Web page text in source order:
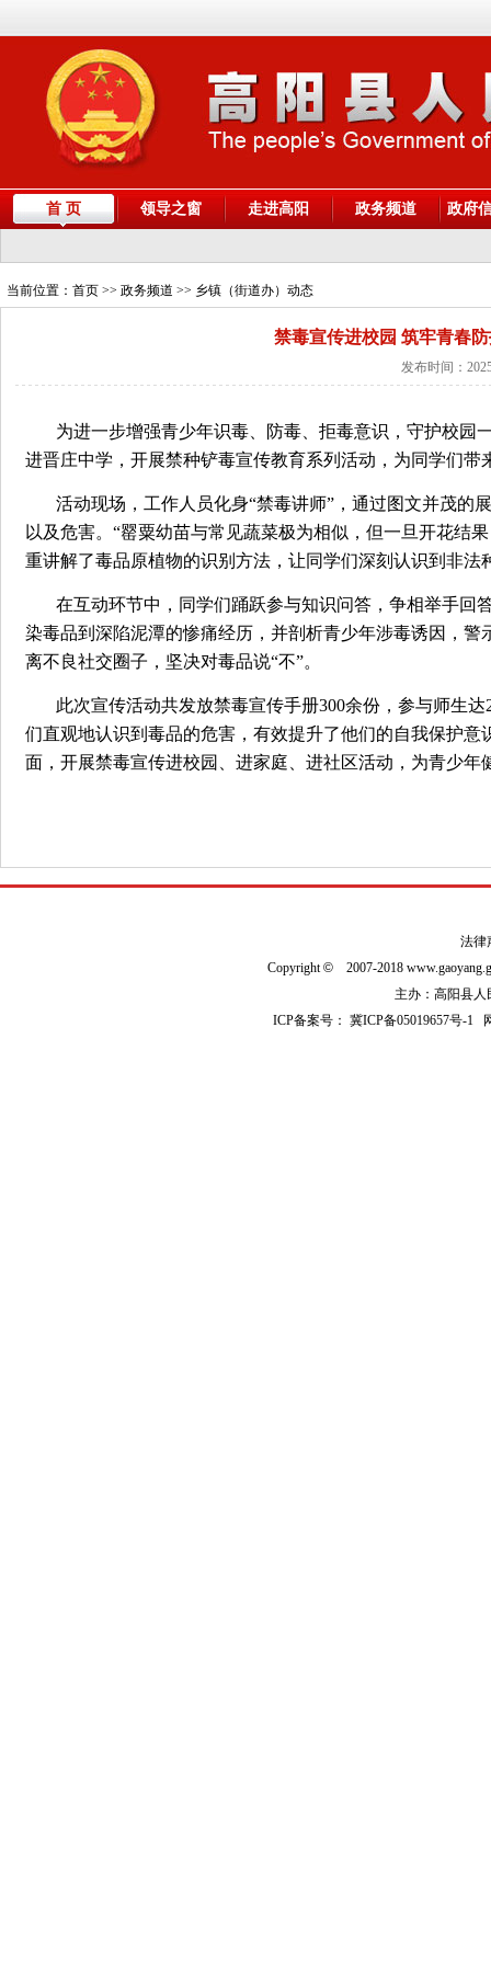
首 页 领导之窗 走进高阳 政务频道 政府
当前位置： 首页 >> 政务频道 >> 乡镇（街道办）动态
禁毒宣传进校园 筑牢青春
发布时间：
为进一步增强青少年识毒、防毒、拒毒意识，守护校园
进晋庄中学，开展禁种铲毒宣传教育系列活动，为同学们带
活动现场，工作人员化身“禁毒讲师”，通过图文并茂的
以及危害。“罂粟幼苗与常见蔬菜极为相似，但一旦开花结
重讲解了毒品原植物的识别方法，让同学们深刻认识到非法
在互动环节中，同学们踊跃参与知识问答，争相举手回
染毒品到深陷泥潭的惨痛经历，并剖析青少年涉毒诱因，
离不良社交圈子，坚决对毒品说“不”。
此次宣传活动共发放禁毒宣传手册300余份，参与师生
们直观地认识到毒品的危害，有效提升了他们的自我保护
面，开展禁毒宣传进校园、进家庭、进社区活动，为青少
法律
Copyright© 2007-2018
主办：高阳县人
ICP备案号：冀ICP备05019657号-1